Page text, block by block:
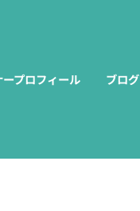
プロフィール ブログ